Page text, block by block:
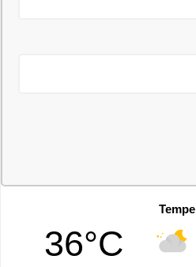
Tempe
36°C